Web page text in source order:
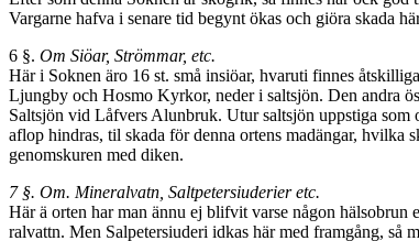
Vargarne hafva i senare tid begynt ökas och giöra skada
6 §. Om Siöar, Strömmar, etc.
Här i Soknen äro 16 st. små insiöar, hvaruti finnes
Ljungby och Hosmo Kyrkor, neder i saltsjön. Den andra
Saltsjön vid Låfvers Alunbruk. Utur saltsjön uppstiga som
aflop hindras, til skada för denna ortens madängar, hvilka
genomskuren med diken.
7 §. Om. Mineralvatn, Saltpetersiuderier etc.
Här ä orten har man ännu ej blifvit varse någon hälsobrun
ralvattn. Men Salpetersiuderi idkas här med framgång, så